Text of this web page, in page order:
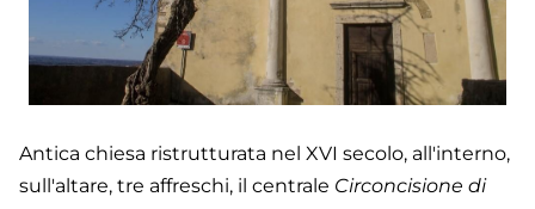
Antica chiesa ristrutturata nel XVI secolo, all'interno,
sull'altare, tre affreschi, il centrale Circoncisione di